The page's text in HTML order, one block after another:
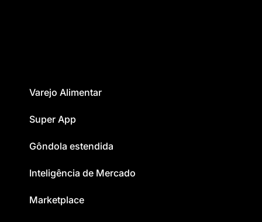
Varejo Alimentar
Super App
Gôndola estendida
Inteligência de Mercado
Marketplace